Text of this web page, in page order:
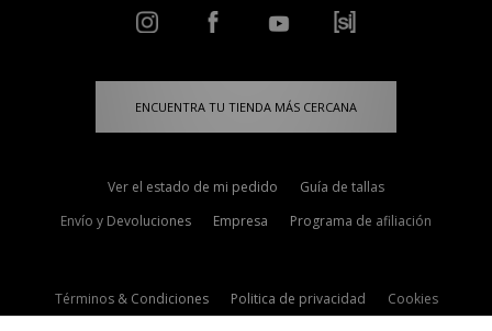
ENCUENTRA TU TIENDA MÁS CERCANA
Ver el estado de mi pedido
Guía de tallas
Envío y Devoluciones
Empresa Programa de afiliación
Términos & Condiciones Politica de privacidad
Cookies